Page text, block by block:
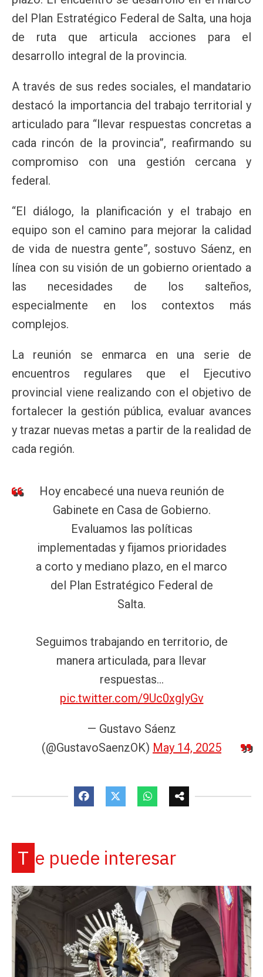
del Plan Estratégico Federal de Salta, una hoja
de ruta que articula acciones para el
desarrollo integral de la provincia.
A través de sus redes sociales, el mandatario
destacó la importancia del trabajo territorial y
articulado para “llevar respuestas concretas a
cada rincón de la provincia”, reafirmando su
compromiso con una gestión cercana y
federal.
“El diálogo, la planificación y el trabajo en
equipo son el camino para mejorar la calidad
de vida de nuestra gente”, sostuvo Sáenz, en
línea con su visión de un gobierno orientado a
las necesidades de los salteños,
especialmente en los contextos más
complejos.
La reunión se enmarca en una serie de
encuentros regulares que el Ejecutivo
provincial viene realizando con el objetivo de
fortalecer la gestión pública, evaluar avances
y trazar nuevas metas a partir de la realidad de
cada región.
Hoy encabecé una nueva reunión de
Gabinete en Casa de Gobierno.
Evaluamos las políticas
implementadas y fijamos prioridades
a corto y mediano plazo, en el marco
del Plan Estratégico Federal de
Salta.
Seguimos trabajando en territorio, de
manera articulada, para llevar
respuestas…
pic.twitter.com/9Uc0xgIyGv
— Gustavo Sáenz
(@GustavoSaenzOK) May 14, 2025
Te puede interesar